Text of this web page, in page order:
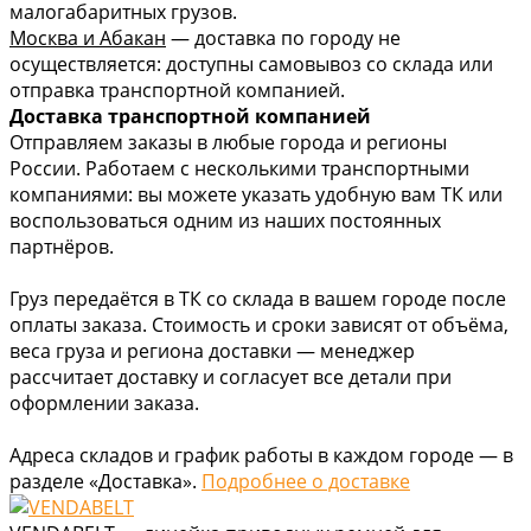
малогабаритных грузов.
Москва и Абакан — доставка по городу не
осуществляется: доступны самовывоз со склада или
отправка транспортной компанией.
Доставка транспортной компанией
Отправляем заказы в любые города и регионы
России. Работаем с несколькими транспортными
компаниями: вы можете указать удобную вам ТК или
воспользоваться одним из наших постоянных
партнёров.
Груз передаётся в ТК со склада в вашем городе после
оплаты заказа. Стоимость и сроки зависят от объёма,
веса груза и региона доставки — менеджер
рассчитает доставку и согласует все детали при
оформлении заказа.
Адреса складов и график работы в каждом городе — в
разделе «Доставка». Подробнее о доставке